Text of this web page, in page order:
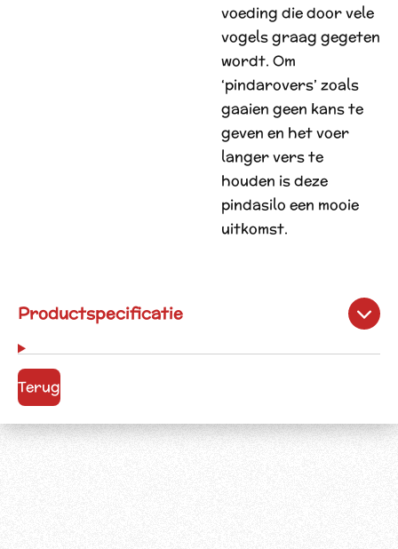
voeding die door vele
vogels graag gegeten
wordt. Om
‘pindarovers’ zoals
gaaien geen kans te
geven en het voer
langer vers te
houden is deze
pindasilo een mooie
uitkomst.
Productspecificatie
Terug